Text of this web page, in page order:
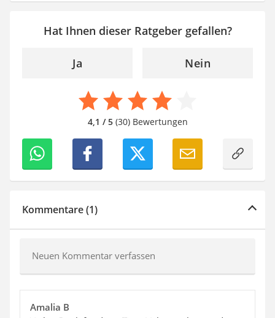
Hat Ihnen dieser Ratgeber gefallen?
Ja Nein
4,1 / 5(30) Bewertungen
Kommentare (1)
Neuen Kommentar verfassen
Amalia B